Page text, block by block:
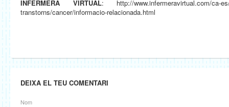
INFERMERA VIRTUAL: http://www.infermeravirtual.com/ca-es/
transtorns/cancer/informacio-relacionada.html
DEIXA EL TEU COMENTARI
Nom